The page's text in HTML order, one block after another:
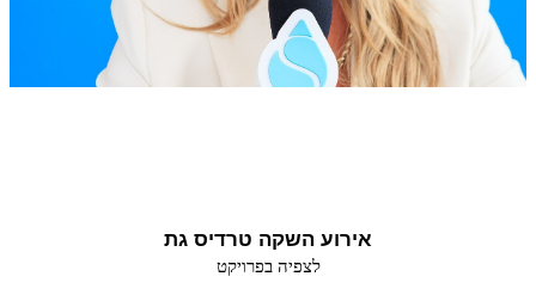
אירוע השקה טרדיס גת
לצפיה בפרויקט